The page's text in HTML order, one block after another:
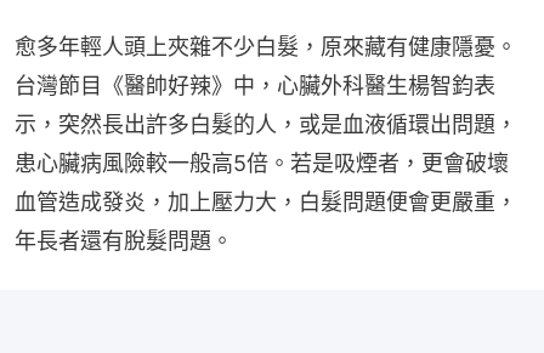
愈多年輕人頭上夾雜不少白髮，原來藏有健康隱憂。
台灣節目《醫帥好辣》中，心臟外科醫生楊智鈞表
示，突然長出許多白髮的人，或是血液循環出問題，
患心臟病風險較一般高5倍。若是吸煙者，更會破壞
血管造成發炎，加上壓力大，白髮問題便會更嚴重，
年長者還有脫髮問題。